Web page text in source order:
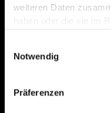
weiteren Daten
haben oder die sie im
Notwendig
Präferenzen
I